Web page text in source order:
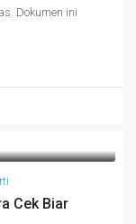
Dokumen ini
Cek Biar